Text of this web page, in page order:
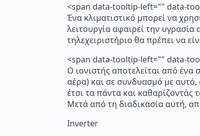
<span data-tooltip-left="" data-
Ένα κλιματιστικό μπορεί να
λειτουργία αφαιρεί την
τηλεχειριστήριο θα πρέπει να
<span data-tooltip-left="" data-
Ο ιονιστής αποτελείται από
αέρα) και σε συνδυασμό με
έτσι τα πάντα και καθαρίζοντάς
Μετά από τη διαδικασία αυτή,
Inverter